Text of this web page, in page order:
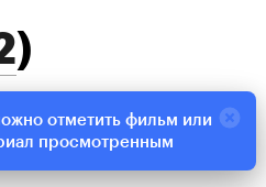
)
отметить фильм или
просмотренным